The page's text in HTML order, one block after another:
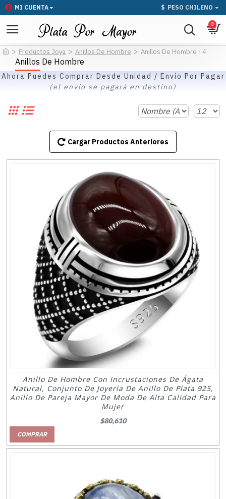
MI CUENTA $ PESO CHILENO
0
Productos Joya Anillos De Hombre Anillos De Hombre - 4
Anillos De Hombre
Ahora Puedes Comprar Desde Unidad / Envío Por Pagar
(el envío se pagará en destino)
Cargar Productos Anteriores
Anillo De Hombre Con Incrustaciones De Ágata
Natural, Conjunto De Joyería De Anillo De Plata 925,
Anillo De Pareja Mayor De Moda De Alta Calidad Para
Mujer
$80,610
COMPRAR